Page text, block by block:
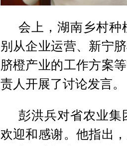
会上，湖南乡村种
别从企业运营、新宁
脐橙产业的工作方案
责人开展了讨论发言。
彭洪兵对省农业集
欢迎和感谢。他指出